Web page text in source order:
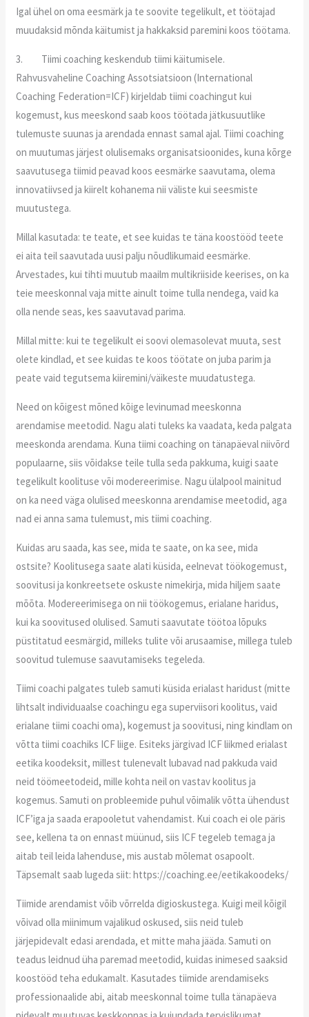
Igal ühel on oma eesmärk ja te soovite tegelikult, et töötajad
muudaksid mõnda käitumist ja hakkaksid paremini koos töötama.
3. Tiimi coaching keskendub tiimi käitumisele.
Rahvusvaheline Coaching Assotsiatsioon (International
Coaching Federation=ICF) kirjeldab tiimi coachingut kui
kogemust, kus meeskond saab koos töötada jätkusuutlike
tulemuste suunas ja arendada ennast samal ajal. Tiimi coaching
on muutumas järjest olulisemaks organisatsioonides, kuna kõrge
saavutusega tiimid peavad koos eesmärke saavutama, olema
innovatiivsed ja kiirelt kohanema nii väliste kui seesmiste
muutustega.
Millal kasutada: te teate, et see kuidas te täna koostööd teete
ei aita teil saavutada uusi palju nõudlikumaid eesmärke.
Arvestades, kui tihti muutub maailm multikriiside keerises, on ka
teie meeskonnal vaja mitte ainult toime tulla nendega, vaid ka
olla nende seas, kes saavutavad parima.
Millal mitte: kui te tegelikult ei soovi olemasolevat muuta, sest
olete kindlad, et see kuidas te koos töötate on juba parim ja
peate vaid tegutsema kiiremini/väikeste muudatustega.
Need on kõigest mõned kõige levinumad meeskonna
arendamise meetodid. Nagu alati tuleks ka vaadata, keda palgata
meeskonda arendama. Kuna tiimi coaching on tänapäeval niivõrd
populaarne, siis võidakse teile tulla seda pakkuma, kuigi saate
tegelikult koolituse või modereerimise. Nagu ülalpool mainitud
on ka need väga olulised meeskonna arendamise meetodid, aga
nad ei anna sama tulemust, mis tiimi coaching.
Kuidas aru saada, kas see, mida te saate, on ka see, mida
ostsite? Koolitusega saate alati küsida, eelnevat töökogemust,
soovitusi ja konkreetsete oskuste nimekirja, mida hiljem saate
mõõta. Modereerimisega on nii töökogemus, erialane haridus,
kui ka soovitused olulised. Samuti saavutate töötoa lõpuks
püstitatud eesmärgid, milleks tulite või arusaamise, millega tuleb
soovitud tulemuse saavutamiseks tegeleda.
Tiimi coachi palgates tuleb samuti küsida erialast haridust (mitte
lihtsalt individuaalse coachingu ega superviisori koolitus, vaid
erialane tiimi coachi oma), kogemust ja soovitusi, ning kindlam on
võtta tiimi coachiks ICF liige. Esiteks järgivad ICF liikmed erialast
eetika koodeksit, millest tulenevalt lubavad nad pakkuda vaid
neid töömeetodeid, mille kohta neil on vastav koolitus ja
kogemus. Samuti on probleemide puhul võimalik võtta ühendust
ICF’iga ja saada erapooletut vahendamist. Kui coach ei ole päris
see, kellena ta on ennast müünud, siis ICF tegeleb temaga ja
aitab teil leida lahenduse, mis austab mõlemat osapoolt.
Täpsemalt saab lugeda siit: https://coaching.ee/eetikakoodeks/
Tiimide arendamist võib võrrelda digioskustega. Kuigi meil kõigil
võivad olla miinimum vajalikud oskused, siis neid tuleb
järjepidevalt edasi arendada, et mitte maha jääda. Samuti on
teadus leidnud üha paremad meetodid, kuidas inimesed saaksid
koostööd teha edukamalt. Kasutades tiimide arendamiseks
professionaalide abi, aitab meeskonnal toime tulla tänapäeva